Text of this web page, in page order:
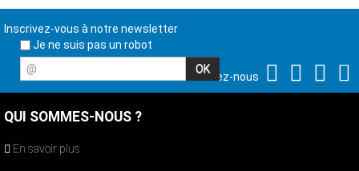
Inscrivez-vous à notre newsletter
Je ne suis pas un robot
@
Suivez-nous
QUI SOMMES-NOUS ?
En savoir plus